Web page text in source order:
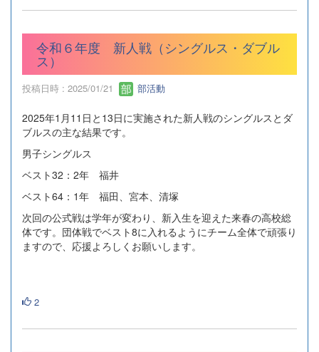
令和６年度 新人戦（シングルス・ダブル
ス）
投稿日時 : 2025/01/21 部活動
2025年1月11日と13日に実施された新人戦のシングルスとダ
ブルスの主な結果です。
男子シングルス
ベスト32：2年 福井
ベスト64：1年 福田、宮本、清塚
次回の公式戦は学年が変わり、新入生を迎えた来春の高校総
体です。団体戦でベスト8に入れるようにチーム全体で頑張り
ますので、応援よろしくお願いします。
2